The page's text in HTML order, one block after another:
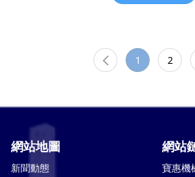
1 2
網站地圖
新聞動態
網站
寶惠機